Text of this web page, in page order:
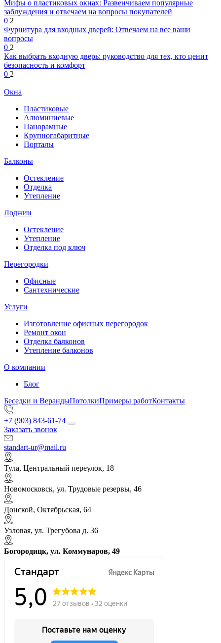
Мифы о пластиковых окнах: Развенчиваем популярные
заблуждения и отвечаем на вопросы покупателей
0 2
Фурнитура для входных дверей: Отвечаем на все ваши
вопросы
0 2
Как выбрать входную дверь: руководство для тех, кто ценит
безопасность и комфорт
0 2
Окна
Пластиковые
Алюминиевые
Панорамные
Крупногабаритные
Порталы
Балконы
Остекление
Отделка
Утепление
Лоджии
Остекление
Утепление
Отделка под ключ
Перегородки
Офисные
Сантехнические
Услуги
Изготовление офисных перегородок
Ремонт окон
Отделка балконов
Утепление балконов
О компании
Блог
Беседки и ВерандыПотолкиПримеры работКонтакты
+7 (903) 843-61-74
Заказать звонок
standart-ur@mail.ru
Тула, Центральный переулок, 18
Новомосковск, ул. Трудовые резервы, 46
Донской, Октябрьская, 64
Узловая, ул. Трегубова д. 36
Богородицк, ул. Коммунаров, 49